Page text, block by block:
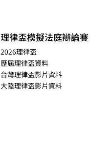
理律盃模擬法庭辯論賽
2026理律盃
歷屆理律盃資料
台灣理律盃影片資料
大陸理律盃影片資料